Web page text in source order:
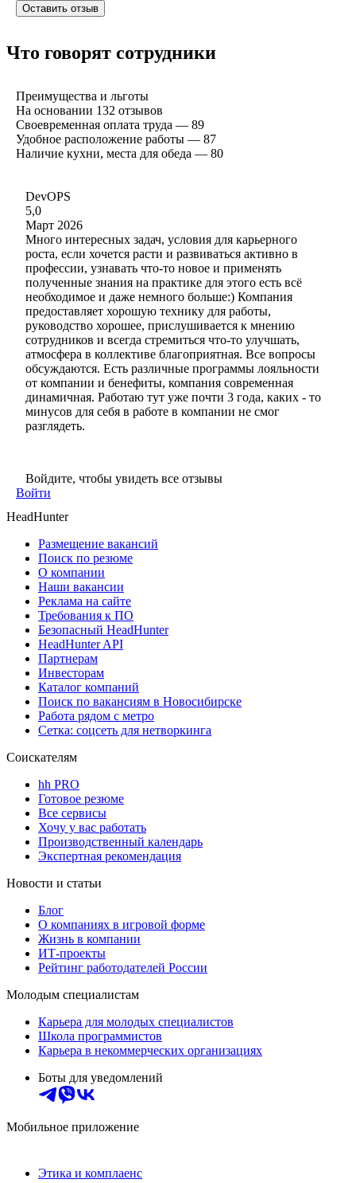
Оставить отзыв
Что говорят сотрудники
Преимущества и льготы
На основании 132 отзывов
Своевременная оплата труда — 89
Удобное расположение работы — 87
Наличие кухни, места для обеда — 80
DevOPS
5,0
Март 2026
Много интересных задач, условия для карьерного
роста, если хочется расти и развиваться активно в
профессии, узнавать что-то новое и применять
полученные знания на практике для этого есть всё
необходимое и даже немного больше:) Компания
предоставляет хорошую технику для работы,
руководство хорошее, прислушивается к мнению
сотрудников и всегда стремиться что-то улучшать,
атмосфера в коллективе благоприятная. Все вопросы
обсуждаются. Есть различные программы лояльности
от компании и бенефиты, компания современная
динамичная. Работаю тут уже почти 3 года, каких - то
минусов для себя в работе в компании не смог
разглядеть.
Войдите, чтобы увидеть все отзывы
Войти
HeadHunter
Размещение вакансий
Поиск по резюме
О компании
Наши вакансии
Реклама на сайте
Требования к ПО
Безопасный HeadHunter
HeadHunter API
Партнерам
Инвесторам
Каталог компаний
Поиск по вакансиям в Новосибирске
Работа рядом с метро
Сетка: соцсеть для нетворкинга
Соискателям
hh PRO
Готовое резюме
Все сервисы
Хочу у вас работать
Производственный календарь
Экспертная рекомендация
Новости и статьи
Блог
О компаниях в игровой форме
Жизнь в компании
ИТ-проекты
Рейтинг работодателей России
Молодым специалистам
Карьера для молодых специалистов
Школа программистов
Карьера в некоммерческих организациях
Боты для уведомлений
Мобильное приложение
Этика и комплаенс